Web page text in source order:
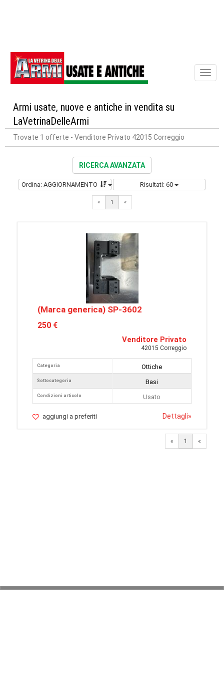
Armi usate, nuove e antiche in vendita su
LaVetrinaDelleArmi
Trovate 1 offerte - Venditore Privato 42015 Correggio
RICERCA AVANZATA
Ordina: AGGIORNAMENTO Risultati: 60
« 1 «
(Marca generica) SP-3602
250 €
Venditore Privato
42015 Correggio
Categoria
Sottocategoria
Condizioni articolo
Ottiche
Basi
Usato
aggiungi a preferiti Dettagli»
« 1 «